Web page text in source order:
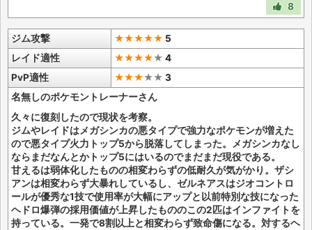
8
ジム攻撃 ★★★★★ 5
レイド適性
★★★★★ 4
PvP適性
★★★★★ 3
名無しのポケモントレーナーさん
久々に復刻したので現状を考察。
ジムやレイドはメガシンカの悪タイプで強力なポケモンが増えた
ので悪タイプ火力トップ5から脱落してしまった。メガシンカなし
ならまだなんとかトップ5にはいるのでまだまだ現役である。
甘えるは弱体化したものの相変わらずの低耐久が気がかり。ザシ
アンは相変わらず大暴れしているし、ゼルネアスはジオコントロ
ールが優秀な1技で使用率が大幅にアップと以前特別な技になった
ヘドロ爆弾の採用価値が上昇したもののこの2匹はインファイトを
持っている。一発で8割以上と相変わらず致命傷になる。対するヘ